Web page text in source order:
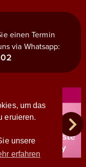
um das
eruieren.
unsere
erfahren
einen Termin
via Whatsapp: